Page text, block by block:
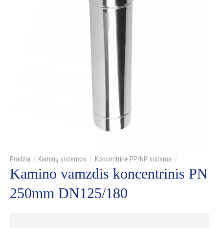
Kaminų sistemos Koncentrinė PP/NP sistema
Kamino vamzdis koncentrinis PN
250mm DN125/180